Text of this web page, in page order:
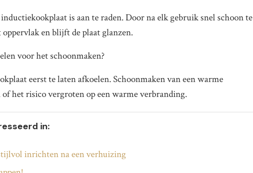
is aan te raden. Door na elk gebruik snel schoon te
en blijft de plaat glanzen.
voor het schoonmaken?
eerst te laten afkoelen. Schoonmaken van een warme
het risico vergroten op een warme verbranding.
in:
inrichten na een verhuizing